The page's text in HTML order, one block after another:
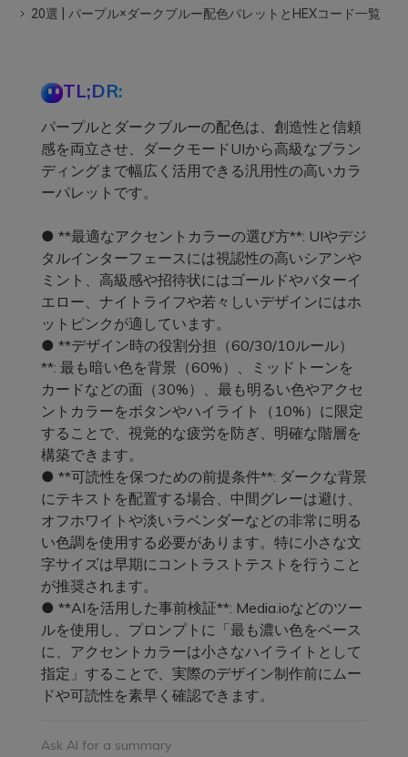
20選 | パープル×ダークブルー配色パレットとHEXコード一覧
TL;DR:
パープルとダークブルーの配色は、創造性と信頼
感を両立させ、ダークモードUIから高級なブラン
ディングまで幅広く活用できる汎用性の高いカラ
ーパレットです。
● **最適なアクセントカラーの選び方**: UIやデジ
タルインターフェースには視認性の高いシアンや
ミント、高級感や招待状にはゴールドやバターイ
エロー、ナイトライフや若々しいデザインにはホ
ットピンクが適しています。
● **デザイン時の役割分担（60/30/10ルール）
**: 最も暗い色を背景（60%）、ミッドトーンを
カードなどの面（30%）、最も明るい色やアクセ
ントカラーをボタンやハイライト（10%）に限定
することで、視覚的な疲労を防ぎ、明確な階層を
構築できます。
● **可読性を保つための前提条件**: ダークな背景
にテキストを配置する場合、中間グレーは避け、
オフホワイトや淡いラベンダーなどの非常に明る
い色調を使用する必要があります。特に小さな文
字サイズは早期にコントラストテストを行うこと
が推奨されます。
● **AIを活用した事前検証**: Media.ioなどのツー
ルを使用し、プロンプトに「最も濃い色をベース
に、アクセントカラーは小さなハイライトとして
指定」することで、実際のデザイン制作前にムー
ドや可読性を素早く確認できます。
Ask AI for a summary